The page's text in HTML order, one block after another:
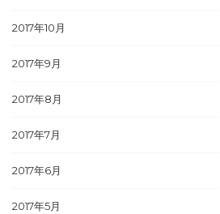
2017年10月
2017年9月
2017年8月
2017年7月
2017年6月
2017年5月